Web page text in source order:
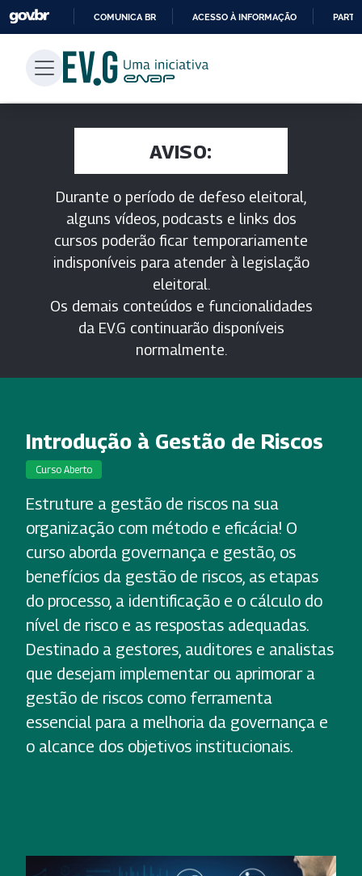
PARA
CONTEÚDO
COMUNICA BR ACESSO À INFORMAÇÃO
AVISO:
Durante o período de defeso eleitoral,
alguns vídeos, podcasts e links dos
cursos poderão ficar temporariamente
indisponíveis para atender à legislação
eleitoral.
Os demais conteúdos e funcionalidades
da EV.G continuarão disponíveis
normalmente.
Introdução à Gestão de Riscos
Curso Aberto
Estruture a gestão de riscos na sua
organização com método e eficácia! O
curso aborda governança e gestão, os
benefícios da gestão de riscos, as etapas
do processo, a identificação e o cálculo do
nível de risco e as respostas adequadas.
Destinado a gestores, auditores e analistas
que desejam implementar ou aprimorar a
gestão de riscos como ferramenta
essencial para a melhoria da governança e
o alcance dos objetivos institucionais.